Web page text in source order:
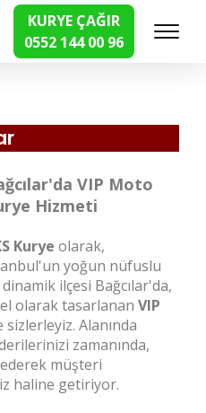
KURYE ÇAĞIR
0552 144 00 96
Hizmetleri
VIP Moto
Hizmeti
Kurye olarak,
yoğun nüfuslu
ilçesi Bağcılar'da,
olarak tasarlananVIP
Alanında
zamanında,
müşteri
haline getiriyor.